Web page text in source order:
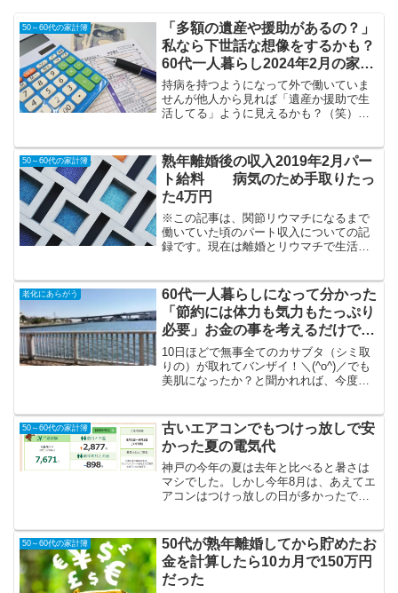
50～60代の家計簿
「多額の遺産や援助があるの？」
私なら下世話な想像をするかも？
60代一人暮らし2024年2月の家計
簿
持病を持つようになって外で働いていま
せんが他人から見れば「遺産か援助で生
活してる」ように見えるかも？（笑）わ
しています。持ち家があれば何とでもな
ることが分かりました。離婚のときに家
を譲ってくれた元夫に感謝です。
50～60代の家計簿
熟年離婚後の収入2019年2月パー
ト給料 病気のため手取りたっ
た4万円
※この記事は、関節リウマチになるまで
働いていた頃のパート収入についての記
録です。現在は離婚とリウマチで生活ス
チラからご覧ください。✔60代一人暮ら
しの楽しみ方まとめ【...
老化にあらがう
60代一人暮らしになって分かった
「節約には体力も気力もたっぷり
必要」お金の事を考えるだけでし
んどい
10日ほどで無事全てのカサブタ（シミ取
りの）が取れてバンザイ！＼(^o^)／でも
美肌になったか？と聞かれれば、今度は
りません（笑）ただカサブタが取れてピ
ンクの肌が見えて...
50～60代の家計簿
古いエアコンでもつけっ放しで安
かった夏の電気代
神戸の今年の夏は去年と比べると暑さは
マシでした。しかし今年8月は、あえてエ
アコンはつけっ放しの日が多かったで
の方が電気代が安いと言われるようにな
ったので、今年は仕事以外...
50～60代の家計簿
50代が熟年離婚してから貯めたお
金を計算したら10カ月で150万円
だった